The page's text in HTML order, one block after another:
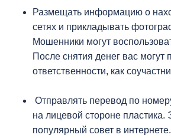
Размещать информацию о
сетях и прикладывать
Мошенники могут
После снятия денег вас могут
ответственности, как
Отправлять перевод по
на лицевой стороне пластика.
популярный совет в